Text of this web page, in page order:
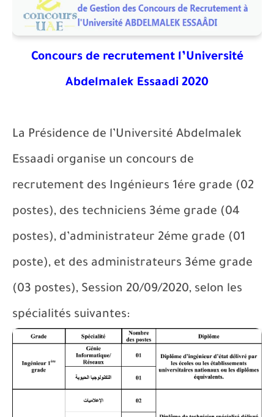
Concours de recrutement l’Université
Abdelmalek Essaadi 2020
La Présidence de l’Université Abdelmalek
Essaadi organise un concours de
recrutement des Ingénieurs 1ére grade (02
postes), des techniciens 3éme grade (04
postes), d’administrateur 2éme grade (01
poste), et des administrateurs 3éme grade
(03 postes), Session 20/09/2020, selon les
spécialités suivantes: